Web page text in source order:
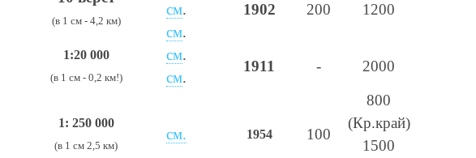
(в 1 см - 4,2 км)
см.
см.
1902 200 1 200
1:20 000
(в 1 см - 0,2 км!)
см.
см.
1911 - 2000
1: 250 000
(в 1 см 2,5 км)
см. 1954 100
800
(Кр.край)
1500